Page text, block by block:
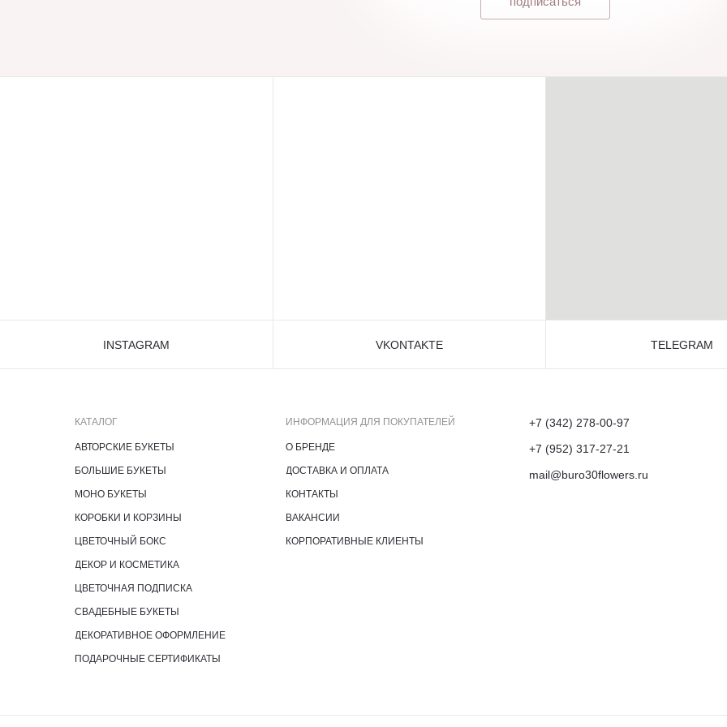
VKONTAKTE TELEGRAM
INSTAGRAM
КАТАЛОГ
mail@buro30flowers.ru
+7 (342) 278-00-97
АВТОРСКИЕ БУКЕТЫ
БОЛЬШИЕ БУКЕТЫ
МОНО БУКЕТЫ
КОРОБКИ И КОРЗИНЫ
ЦВЕТОЧНЫЙ БОКС
ДЕКОР И КОСМЕТИКА
ЦВЕТОЧНАЯ ПОДПИСКА
СВАДЕБНЫЕ БУКЕТЫ
ДЕКОРАТИВНОЕ ОФОРМЛЕНИЕ
ИНФОРМАЦИЯ ДЛЯ ПОКУПАТЕЛЕЙ
О БРЕНДЕ
ДОСТАВКА И ОПЛАТА
КОНТАКТЫ
ПОДАРОЧНЫЕ СЕРТИФИКАТЫ
+7 (952) 317-27-21
ВАКАНСИИ
КОРПОРАТИВНЫЕ КЛИЕНТЫ